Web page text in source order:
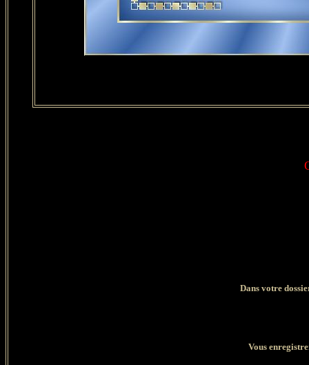
Dans votre
Vous